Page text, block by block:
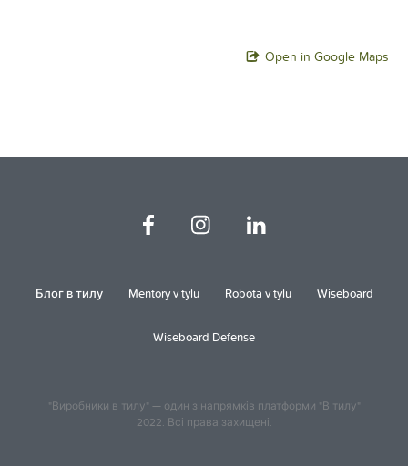
Open in Google Maps
Блог в тилу Mentory v tylu Robota v tylu Wiseboard
Wiseboard Defense
"Виробники в тилу" — один з напрямків платформи "В тилу"
2022. Всі права захищені.